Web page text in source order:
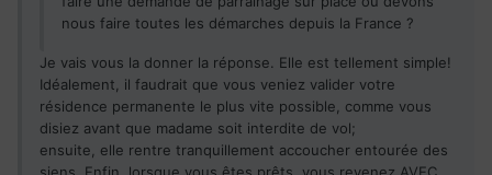
nous faire toutes les démarches depuis la France ?
Je vais vous la donner la réponse. Elle est tellement simple!
Idéalement, il faudrait que vous veniez valider votre
résidence permanente le plus vite possible, comme vous
disiez avant que madame soit interdite de vol;
ensuite, elle rentre tranquillement accoucher entourée des
siens. Enfin, lorsque vous êtes prêts, vous revenez AVEC